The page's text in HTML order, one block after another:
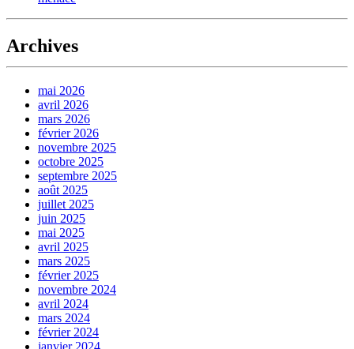
Archives
mai 2026
avril 2026
mars 2026
février 2026
novembre 2025
octobre 2025
septembre 2025
août 2025
juillet 2025
juin 2025
mai 2025
avril 2025
mars 2025
février 2025
novembre 2024
avril 2024
mars 2024
février 2024
janvier 2024